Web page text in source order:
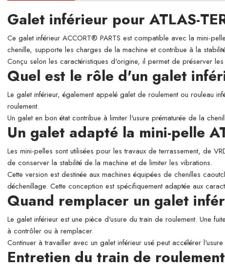
Galet inférieur pour ATLAS-
Ce galet inférieur ACCORT® PARTS est compatible avec la mini-
chenille, supporte les charges de la machine et contribue à la
Conçu selon les caractéristiques d'origine, il permet de préserver
Quel est le rôle d'un galet
Le galet inférieur, également appelé galet de roulement ou rouleau
roulement.
Un galet en bon état contribue à limiter l'usure prématurée de la
Un galet adapté la mini-pelle
Les mini-pelles sont utilisées pour les travaux de terrassement, de
de conserver la stabilité de la machine et de limiter les vibrations.
Cette version est destinée aux machines équipées de chenilles
déchenillage. Cette conception est spécifiquement adaptée aux
Quand remplacer un galet
Le galet inférieur est une pièce d'usure du train de roulement. Une
à contrôler ou à remplacer.
Continuer à travailler avec un galet inférieur usé peut accélérer
Entretien du train de roulement